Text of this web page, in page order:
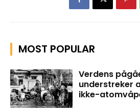
MOST POPULAR
Verdens
understreker
ikke-